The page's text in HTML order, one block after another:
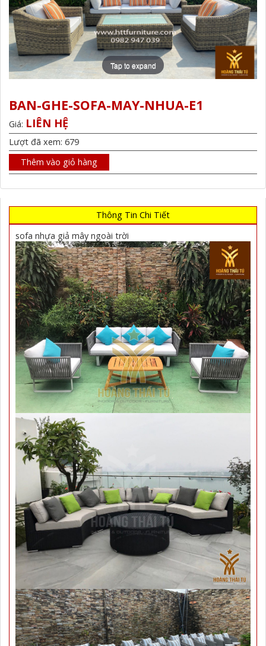
Tap to expand
BAN-GHE-SOFA-MAY-NHUA-E1
Giá: LIÊN HỆ
Lượt đã xem: 679
Thêm vào giỏ hàng
Thông Tin Chi Tiết
sofa nhựa giả mây ngoài trời